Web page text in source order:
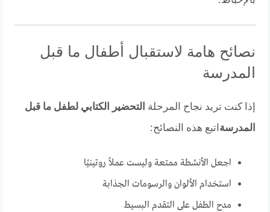
نصائح هامة لاستقبال أطفال ما قبل
المدرسة
إذا كنت تريد نجاح المرحلة التحضير الكتابي لطفل ما قبل
المدرسةاتبع هذه النصائح:
اجعل الأنشطة ممتعة وليست عملاً روتينيًا
استخدام الألوان والرسومات الجذابة
مدح الطفل على التقدم البسيط